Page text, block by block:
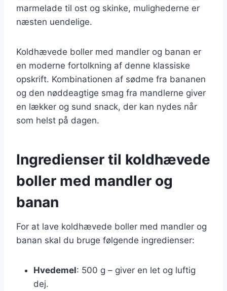
marmelade til ost og skinke, mulighederne er
næsten uendelige.
Koldhævede boller med mandler og banan er
en moderne fortolkning af denne klassiske
opskrift. Kombinationen af sødme fra bananen
og den nøddeagtige smag fra mandlerne giver
en lækker og sund snack, der kan nydes når
som helst på dagen.
Ingredienser til koldhævede
boller med mandler og
banan
For at lave koldhævede boller med mandler og
banan skal du bruge følgende ingredienser:
Hvedemel: 500 g – giver en let og luftig
dej.